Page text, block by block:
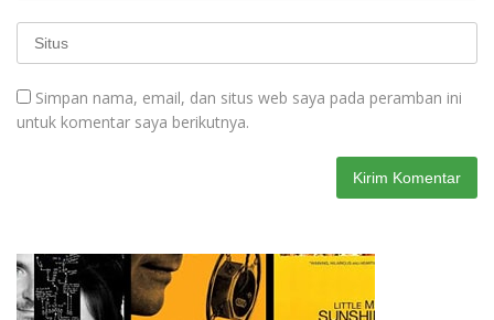
Simpan nama, email, dan situs web saya pada peramban ini
untuk komentar saya berikutnya.